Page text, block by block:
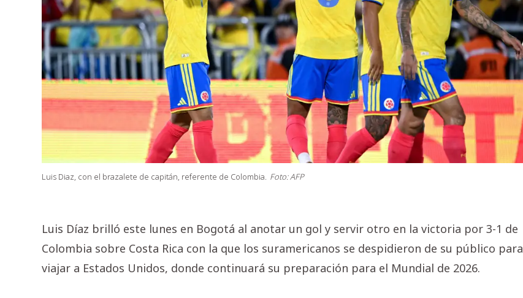
Luis Diaz, con el brazalete de capitán, referente de Colombia. Foto: AFP
Luis Díaz brilló este lunes en Bogotá al anotar un gol y servir otro en la victoria por 3-1 de
Colombia sobre Costa Rica con la que los suramericanos se despidieron de su público para
viajar a Estados Unidos, donde continuará su preparación para el Mundial de 2026.